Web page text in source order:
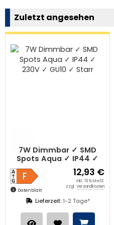
Zuletzt angesehen
7W Dimmbar ✓ SMD
Spots Aqua ✓ IP44 ✓
230V ✓ GU10 ✓ Starr
Lieferzeit:1-2 Tage*
Datenblatt
12,93 €
inkl. 19 % MwSt.
zzgl. Versandkosten